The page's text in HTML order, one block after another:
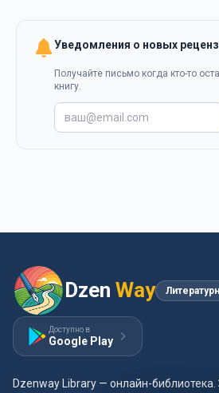
Уведомления о новых
Получайте письмо когда кто-то
книгу.
Dzen Way
Доступно в
Google Play
Dzenway Library — онлайн-